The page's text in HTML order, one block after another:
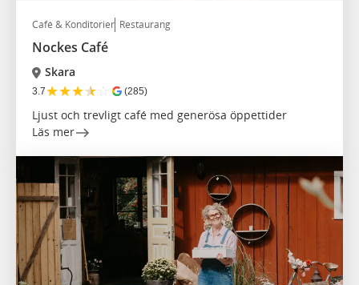
Café & Konditorier Restaurang
Nockes Café
Skara
3.7★★★★☆ (285)
Ljust och trevligt café med generösa öppettider
Läs mer